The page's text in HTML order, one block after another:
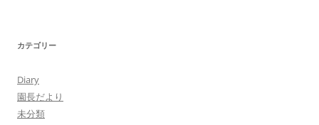
カテゴリー
Diary
園長だより
未分類